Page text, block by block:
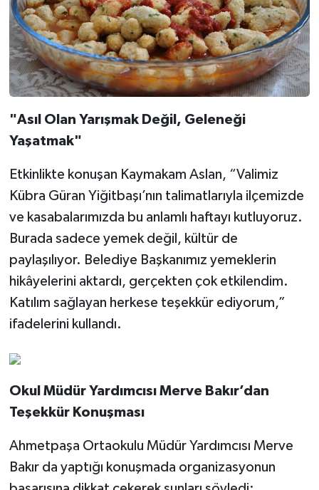
"Asıl Olan Yarışmak Değil, Geleneği
Yaşatmak"
Etkinlikte konuşan Kaymakam Aslan, “Valimiz
Kübra Güran Yiğitbaşı’nın talimatlarıyla ilçemizde
ve kasabalarımızda bu anlamlı haftayı kutluyoruz.
Burada sadece yemek değil, kültür de
paylaşılıyor. Belediye Başkanımız yemeklerin
hikâyelerini aktardı, gerçekten çok etkilendim.
Katılım sağlayan herkese teşekkür ediyorum,”
ifadelerini kullandı.
Okul Müdür Yardımcısı Merve Bakır’dan
Teşekkür Konuşması
Ahmetpaşa Ortaokulu Müdür Yardımcısı Merve
Bakır da yaptığı konuşmada organizasyonun